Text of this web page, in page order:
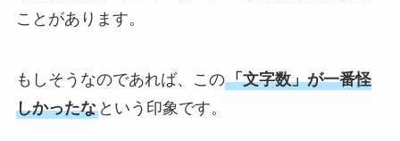
ことがあります。
もしそうなのであれば、この「文字数」が一番怪
しかったなという印象です。